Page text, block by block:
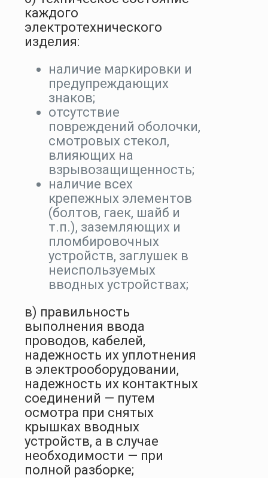
каждого
электротехнического
изделия:
наличие маркировки и
предупреждающих
знаков;
отсутствие
повреждений оболочки,
смотровых стекол,
влияющих на
взрывозащищенность;
наличие всех
крепежных элементов
(болтов, гаек, шайб и
т.п.), заземляющих и
пломбировочных
устройств, заглушек в
неиспользуемых
вводных устройствах;
в) правильность
выполнения ввода
проводов, кабелей,
надежность их уплотнения
в электрооборудовании,
надежность их контактных
соединений — путем
осмотра при снятых
крышках вводных
устройств, а в случае
необходимости — при
полной разборке;